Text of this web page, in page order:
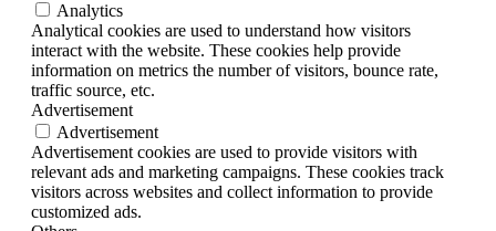
Analytics
Analytical cookies are used to understand how visitors
interact with the website. These cookies help provide
information on metrics the number of visitors, bounce rate,
traffic source, etc.
Advertisement
Advertisement
Advertisement cookies are used to provide visitors with
relevant ads and marketing campaigns. These cookies track
visitors across websites and collect information to provide
customized ads.